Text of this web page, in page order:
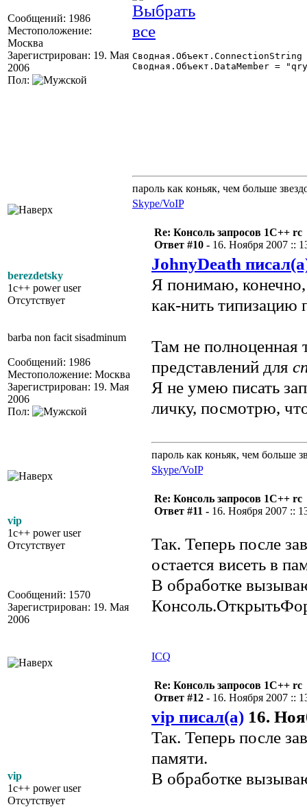
Сообщений: 1986
Местоположение:
Москва
Зарегистрирован: 19. Мая
2006
Пол:
Сводная.Объект.ConnectionString
Сводная.Объект.DataMember =
пароль как коньяк, чем больше
Skype/VoIP
berezdetsky
1c++ power user
Отсутствует
barba non facit sisadminum
Сообщений: 1986
Местоположение: Москва
Зарегистрирован: 19. Мая
2006
Пол:
Re: Консоль запросов 1С++ rc
Ответ #10 - 16. Ноября 2007 ::
JohnyDeath
Я понимаю,
как-нить типизацию
Там не полноценная
представлений для
Я не умею писать
личку, посмотрю,
пароль как коньяк, чем больше
Skype/VoIP
vip
1c++ power user
Отсутствует
Сообщений: 1570
Зарегистрирован: 19. Мая
2006
Re: Консоль запросов 1С++ rc
Ответ #11 - 16. Ноября 2007 ::
Так. Теперь после
остается висеть в
В обработке
ICQ
vip
1c++ power user
Отсутствует
Re: Консоль запросов 1С++ rc
Ответ #12 - 16. Ноября 2007 ::
vip писал(а) 16.
Так. Теперь после
памяти.
В обработке